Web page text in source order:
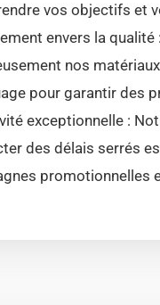
vos objectifs et
envers la
nos
pour garantir des
exceptionnelle :
des délais serrés
promotionnelles